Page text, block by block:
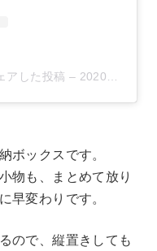
アした投稿 – 2020年 2月月24日午前1時09分PST
ボックスです。
物も、まとめて放り
早変わりです。
ので、縦置きしても